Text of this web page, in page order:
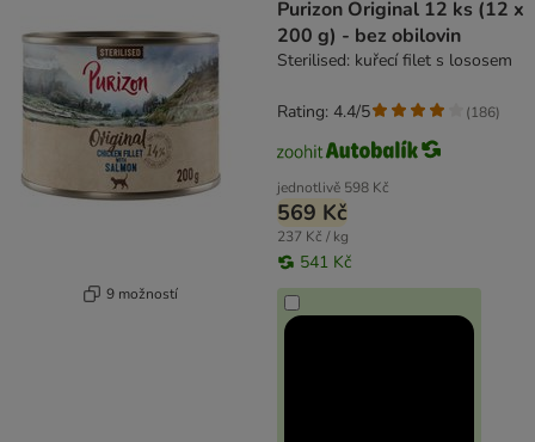
9 možností
Purizon Original 12 ks (12 x
200 g) - bez obilovin
Sterilised: kuřecí filet s lososem
jednotlivě 598 Kč
569 Kč
237 Kč / kg
541 Kč
Rating: 4.4/5 (186)